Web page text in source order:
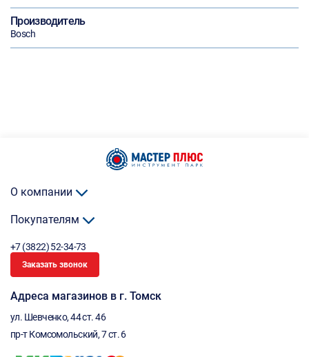
Производитель
Bosch
О компании
Покупателям
+7 (3822) 52-34-73
Заказать звонок
Адреса магазинов в г. Томск
ул. Шевченко, 44 ст. 46
пр-т Комсомольский, 7 ст. 6